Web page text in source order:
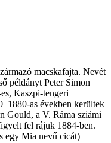
macskafajta. Nevét
példányt Peter Simon
Kaszpi-tengeri
as években kerültek
Gould, a V. Ráma sziámi
fel rájuk 1884-ben.
egy Mia nevű cicát)